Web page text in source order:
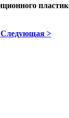
Следующая >